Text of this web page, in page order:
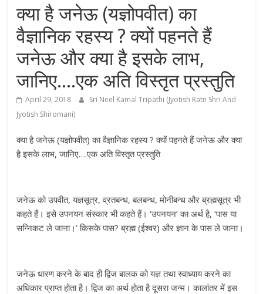
क्या है जनेऊ (यज्ञोपवीत) का
वैज्ञानिक रहस्य ? क्यों पहनते हैं
जनेऊ और क्या है इसके लाभ,
जानिए….एक अति विस्तृत प्रस्तुति
April 29, 2018
Sri Neel Kamal Tripathi (Jyotish Ratn Shri And
Jyotish Shiromani)
क्या है जनेऊ (यज्ञोपवीत) का वैज्ञानिक रहस्य ? क्यों पहनते हैं जनेऊ और क्या
है इसके लाभ, जानिए….एक अति विस्तृत प्रस्तुति
जनेऊ को उपवीत, यज्ञसूत्र, व्रतबन्ध, बलबन्ध, मोनीबन्ध और ब्रह्मसूत्र भी
कहते हैं। इसे उपनयन संस्कार भी कहते हैं। ‘उपनयन’ का अर्थ है, ‘पास या
सन्निकट ले जाना।’ किसके पास? ब्रह्म (ईश्वर) और ज्ञान के पास ले जाना।
जनेऊ धारण करने के बाद ही द्विज बालक को यज्ञ तथा स्वाध्याय करने का
अधिकार प्राप्त होता है। द्विज का अर्थ होता है दूसरा जन्म। कालांतर में इस